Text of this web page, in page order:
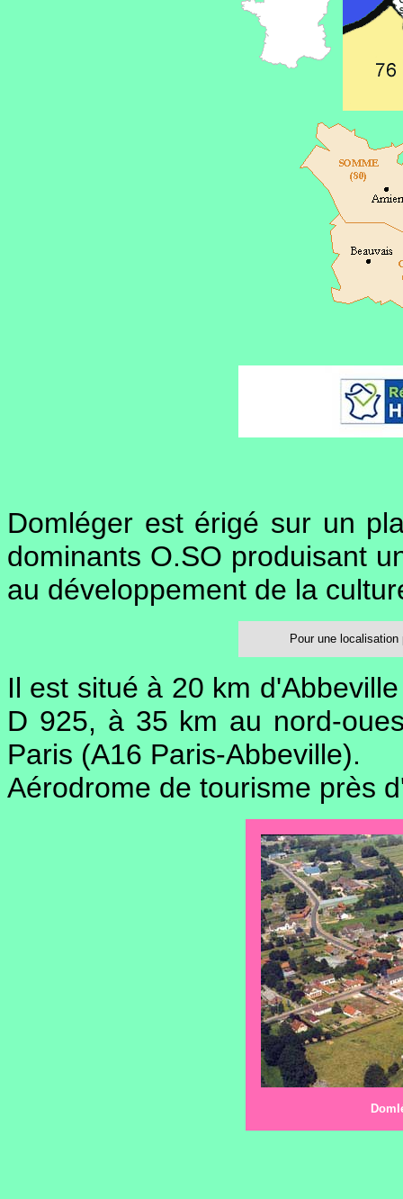
Domléger est érigé sur un
dominants O.SO produisant
au développement de la
Pour une
Il est situé à 20 km
D 925, à 35 km au nord-
Paris (A16 Paris-Abbeville).
Aérodrome de tourisme près